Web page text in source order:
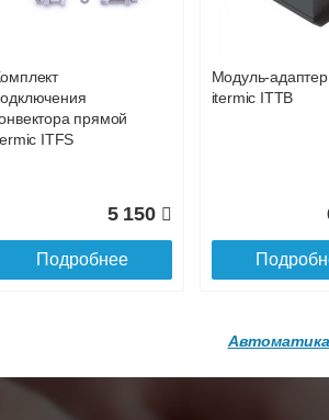
GRILL.SGA-20-
Подробнее
GRILL.SGW-20-
ITT.080.200.1200 с
Конвектор
прямой
ITFS
5 150
Подробнее
Модуль-адаптер
itermic ITTB